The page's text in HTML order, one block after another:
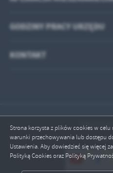
Strona korzysta z plików cookies w celu
warunki przechowywania lub dostępu
Ustawienia. Aby dowiedzieć się więcej
Polityką Cookies oraz Polityką
GODZINY PRACY URZĘDU
KONTAKT